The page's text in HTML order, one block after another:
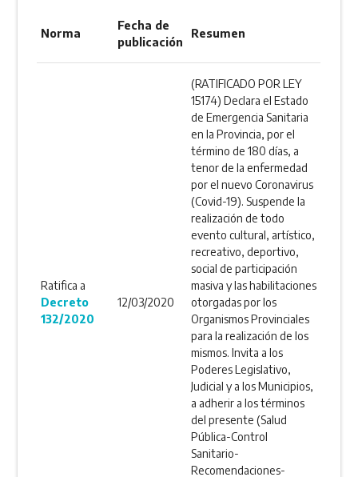
Norma
Fecha de
publicación
Resumen
Ratifica a
Decreto
132/2020
12/03/2020
(RATIFICADO POR LEY
15174) Declara el Estado
de Emergencia Sanitaria
en la Provincia, por el
término de 180 días, a
tenor de la enfermedad
por el nuevo Coronavirus
(Covid-19). Suspende la
realización de todo
evento cultural, artístico,
recreativo, deportivo,
social de participación
masiva y las habilitaciones
otorgadas por los
Organismos Provinciales
para la realización de los
mismos. Invita a los
Poderes Legislativo,
Judicial y a los Municipios,
a adherir a los términos
del presente (Salud
Pública-Control
Sanitario-
Recomendaciones-